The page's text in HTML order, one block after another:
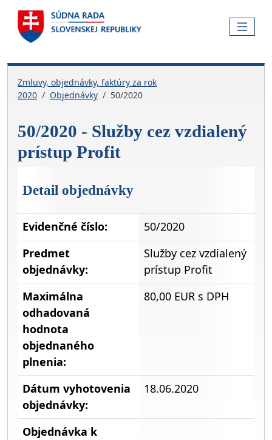
Skočiť na hlavnú navigáciu
Skočiť na obsah
Skočiť na bočnú lištu
Skočiť na pätičku
MENU
Zmluvy, objednávky, faktúry za rok
2020
Objednávky 50/2020
50/2020 - Služby cez vzdialený
prístup Profit
Detail objednávky
Evidenčné číslo:
50/2020
Predmet
objednávky:
Služby cez vzdialený
prístup Profit
Maximálna
odhadovaná
hodnota
objednaného
plnenia:
80,00 EUR s DPH
Dátum vyhotovenia
objednávky:
18.06.2020
Objednávka k